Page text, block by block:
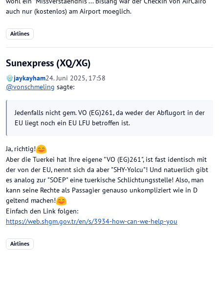
auch nur (kostenlos) am Airport moeglich.
Airlines
Sunexpress (XQ/XG)
jaykayham24. Juni 2025, 17:58
@vonschmeling sagte:
Jedenfalls nicht gem. VO (EG)261, da weder der Abflugort in der
EU liegt noch ein EU LFU betroffen ist.
Ja, richtig!
Aber die Tuerkei hat Ihre eigene "VO (EG)261", ist fast identisch mit
der von der EU, nennt sich da aber "SHY-Yolcu"! Und natuerlich gibt
es analog zur "SOEP" eine tuerkische Schlichtungsstelle! Also, man
kann seine Rechte als Passagier genauso unkompliziert wie in D
geltend machen!
Einfach den Link folgen:
https://web.shgm.gov.tr/en/s/3934-how-can-we-help-you
Airlines